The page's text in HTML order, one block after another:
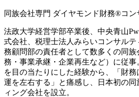
同族会社専門 ダイヤモンド財務®コン
法政大学経営学部卒業後、中央青山
式会社、税理士法人みらいコンサル
務顧問部の責任者として数多くの同
務・事業承継・企業再生など）に従
を目の当たりにした経験から、「財
運を左右する」と痛感し、日本初の
ィング会社を設立。